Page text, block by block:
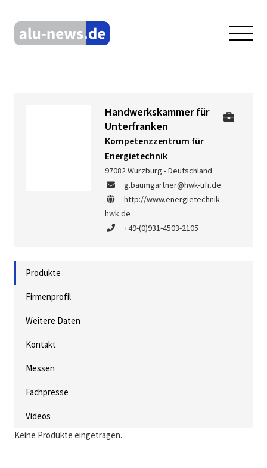
Handwerkskammer für
Unterfranken
Kompetenzzentrum für
Energietechnik
97082 Würzburg - Deutschland
g.baumgartner@hwk-ufr.de
http://www.energietechnik-
hwk.de
+49-(0)931-4503-2105
Produkte
Firmenprofil
Weitere Daten
Kontakt
Messen
Fachpresse
Videos
Keine Produkte eingetragen.